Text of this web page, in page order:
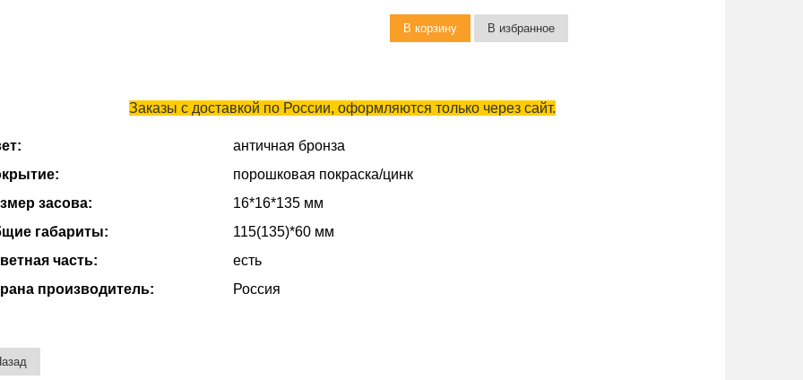
Заказы с доставкой по России, оформляются только через сайт.
античная бронза
порошковая покраска/цинк
засова:
16*16*135 мм
габариты:
115(135)*60 мм
часть:
есть
производитель:
Россия